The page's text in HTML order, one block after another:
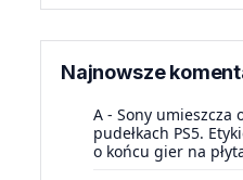
Najnowsze
A - Sony umieszcza
pudełkach PS5.
o końcu gier na